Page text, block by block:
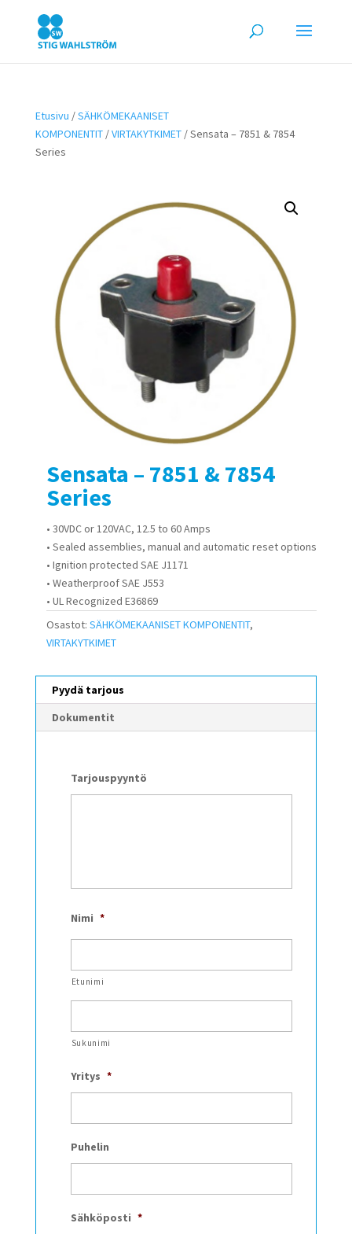
Etusivu /SÄHKÖMEKAANISET
KOMPONENTIT/VIRTAKYTKIMET/ Sensata – 7851 & 7854
Series
Sensata – 7851 & 7854
Series
• 30VDC or 120VAC, 12.5 to 60 Amps
• Sealed assemblies, manual and automatic reset options
• Ignition protected SAE J1171
• Weatherproof SAE J553
• UL Recognized E36869
Osastot: SÄHKÖMEKAANISET KOMPONENTIT,
VIRTAKYTKIMET
Pyydä tarjous
Dokumentit
Tarjouspyyntö
Nimi *
Etunimi
Sukunimi
Yritys *
Puhelin
Sähköposti *